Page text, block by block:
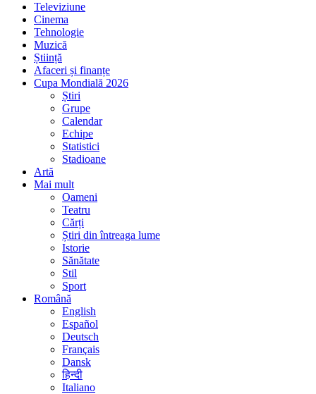
Televiziune
Cinema
Tehnologie
Muzică
Știință
Afaceri și finanțe
Cupa Mondială 2026
Știri
Grupe
Calendar
Echipe
Statistici
Stadioane
Artă
Mai mult
Oameni
Teatru
Cărți
Știri din întreaga lume
Istorie
Sănătate
Stil
Sport
Română
English
Español
Deutsch
Français
Dansk
हिन्दी
Italiano